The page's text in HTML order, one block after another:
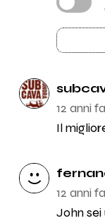
12 anni fa
Il
12 anni fa
John sei